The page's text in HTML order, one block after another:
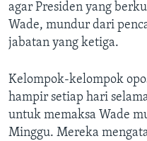
agar Presiden yang
Wade, mundur dari
jabatan yang ketiga.
Kelompok-kelompok
hampir setiap hari
untuk memaksa Wade
Minggu. Mereka